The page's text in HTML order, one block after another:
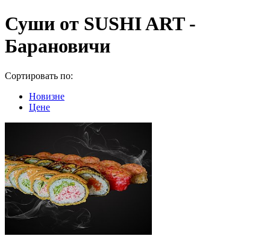
Суши от SUSHI ART -
Барановичи
Сортировать по:
Новизне
Цене